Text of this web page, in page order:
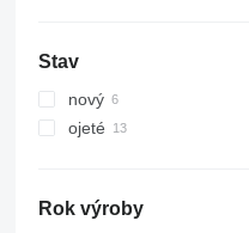
Stav
nový
ojeté
Rok výroby